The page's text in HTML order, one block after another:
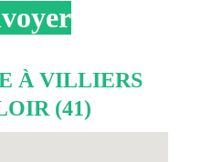
À VILLIERS
(41)